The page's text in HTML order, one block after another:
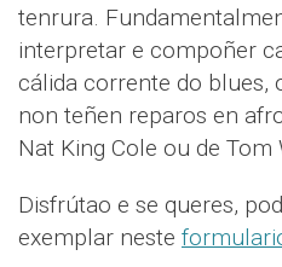
tenrura.
interpretar e compoñer
cálida corrente do blues,
non teñen reparos en
Nat King Cole ou de Tom
Disfrútao e se queres,
exemplar neste